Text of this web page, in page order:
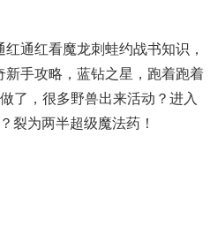
通红看魔龙刺蛙约战书知识，
手攻略，蓝钻之星，跑着跑着
了，很多野兽出来活动？进入
裂为两半超级魔法药！